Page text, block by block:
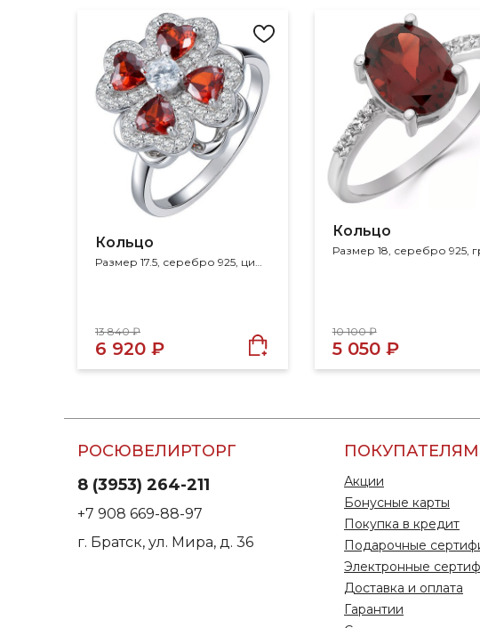
Кольцо
13 840 ₽
6 920 ₽
Кольцо
10 100 ₽
5 050 ₽
РОСЮВЕЛИРТОРГ
8 (3953) 264-211
+7 908 669-88-97
г. Братск, ул. Мира, д. 36
ПОКУПАТЕЛЯМ
Акции
Бонусные карты
Покупка в кредит
Подарочные
Электронные
Доставка и оплата
Гарантии